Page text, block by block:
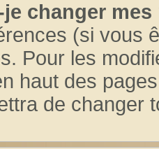
changer mes
(si vous
Pour les
haut des
de changer